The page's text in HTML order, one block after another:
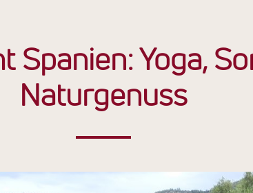
Spanien: Yoga,
Naturgenuss